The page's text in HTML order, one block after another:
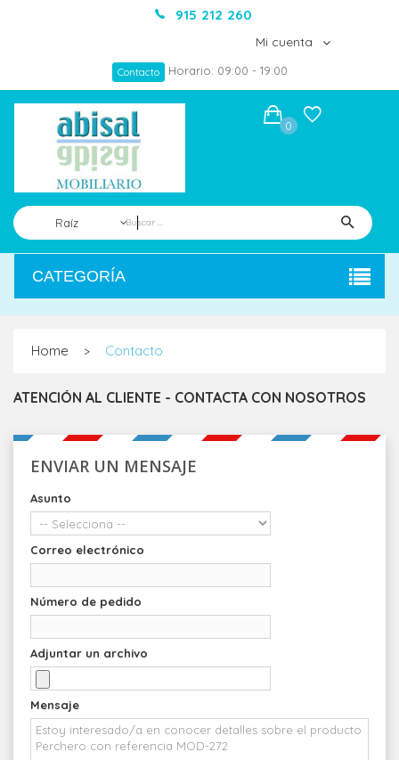
915 212 260
Mi cuenta
Contacto Horario: 09:00 - 19:00
Raíz
0
CATEGORÍA
Home > Contacto
ATENCIÓN AL CLIENTE - CONTACTA CON NOSOTROS
ENVIAR UN MENSAJE
Asunto
Correo electrónico
Número de pedido
Adjuntar un archivo
Mensaje